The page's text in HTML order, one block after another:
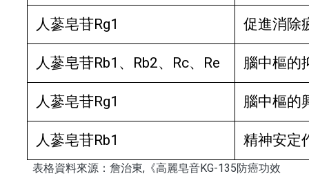
人蔘皂苷Rg1 促進消除
人蔘皂苷Rb1、Rb2、Rc、Re 腦中樞的
人蔘皂苷Rg1 腦中樞的
人蔘皂苷Rb1 精神安定
表格資料來源：詹治東,《高麗皂音KG-135防癌功效